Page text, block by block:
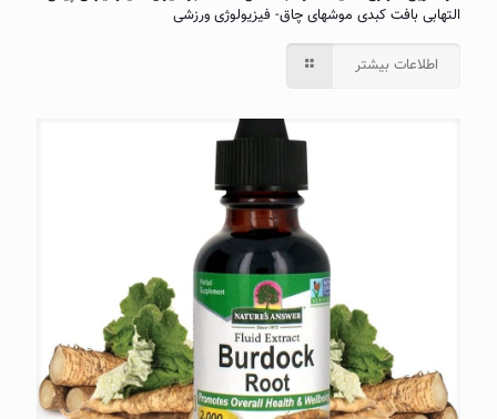
التهابی بافت کبدی موشهای چاق- فیزیولوژی ورزشی
اطلاعات بیشتر